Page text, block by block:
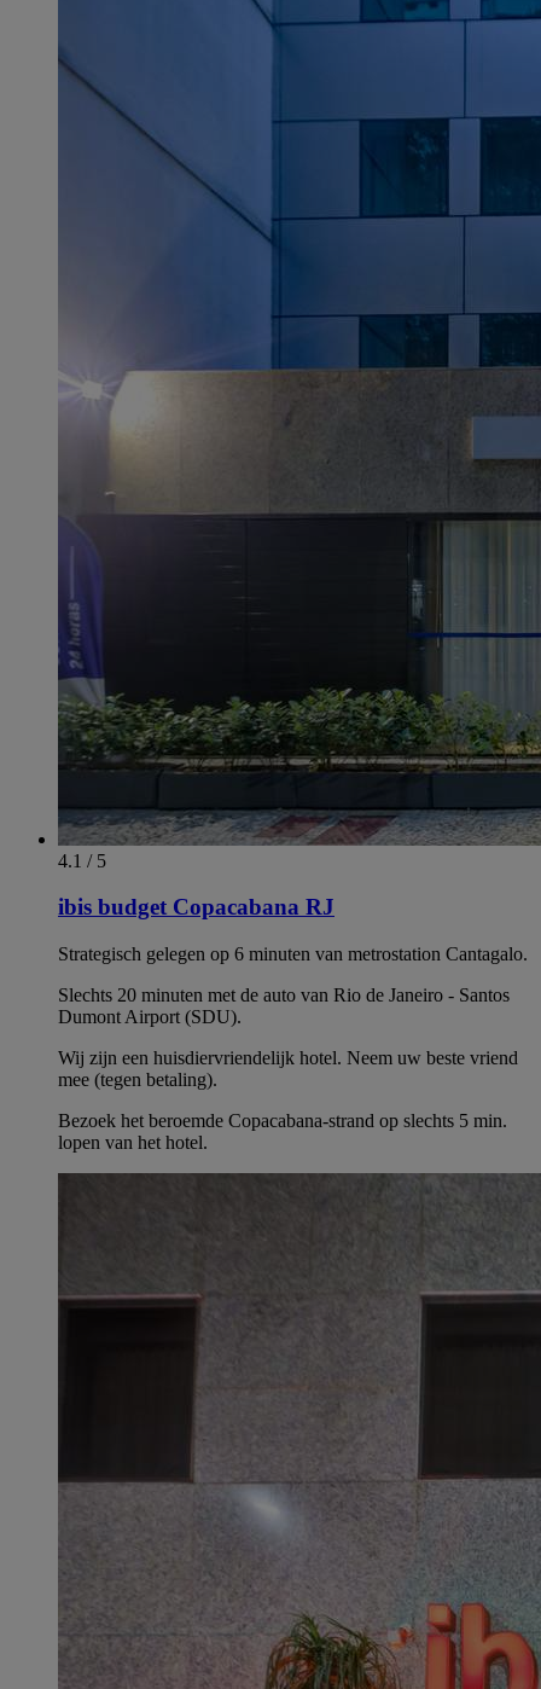
4.1 / 5
ibis budget Copacabana RJ
Strategisch gelegen op 6 minuten van metrostation Cantagalo.
Slechts 20 minuten met de auto van Rio de Janeiro - Santos
Dumont Airport (SDU).
Wij zijn een huisdiervriendelijk hotel. Neem uw beste vriend
mee (tegen betaling).
Bezoek het beroemde Copacabana-strand op slechts 5 min.
lopen van het hotel.